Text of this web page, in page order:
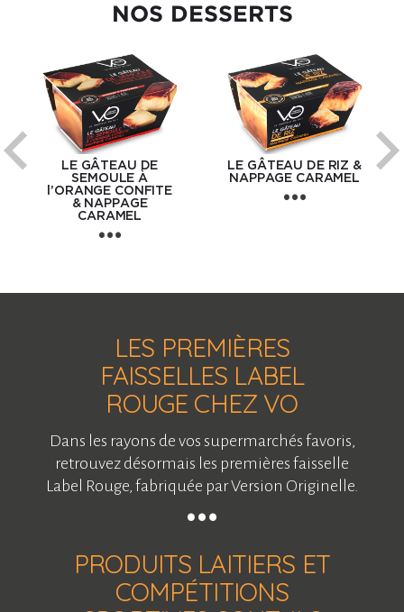
NOS DESSERTS
LE GÂTEAU DE
SEMOULE À
l’ORANGE CONFITE
& NAPPAGE
CARAMEL
LE GÂTEAU DE RIZ &
NAPPAGE CARAMEL
LES PREMIÈRES
FAISSELLES LABEL
ROUGE CHEZ VO
Dans les rayons de vos supermarchés favoris,
retrouvez désormais les premières faisselle
Label Rouge, fabriquée par Version Originelle.
PRODUITS LAITIERS ET
COMPÉTITIONS